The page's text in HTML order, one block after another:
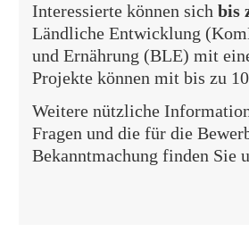
Interessierte können sich bis
Ländliche Entwicklung
und Ernährung (BLE) mit
Projekte können mit bis zu
Weitere nützliche
Fragen und die für die
Bekanntmachung finden Sie